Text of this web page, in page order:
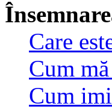
Care
Cum
Cum